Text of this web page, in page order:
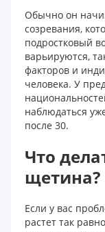
Обычно он
созревания,
подростковый
варьируются,
факторов и
человека. У
наблюдаться
после 30.
Что
щетина?
Если у вас
растет так